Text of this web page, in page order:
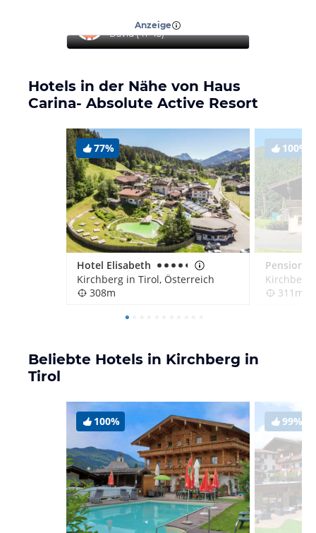
Anzeige
Top Urlaub
David (41-45)
Hotels in der Nähe von Haus
Carina- Absolute Active Resort
77%
Hotel Elisabeth
Kirchberg in Tirol, Österreich
308m
100%
Pension
Kirchberg
311m
Beliebte Hotels in Kirchberg in
Tirol
100% 99%